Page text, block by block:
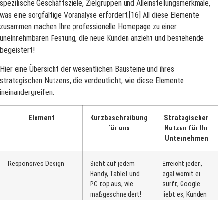
spezifische Geschäftsziele, Zielgruppen und Alleinstellungsmerkmale,
was eine sorgfältige Voranalyse erfordert.[16] All diese Elemente
zusammen machen Ihre professionelle Homepage zu einer
uneinnehmbaren Festung, die neue Kunden anzieht und bestehende
begeistert!
Hier eine Übersicht der wesentlichen Bausteine und ihres
strategischen Nutzens, die verdeutlicht, wie diese Elemente
ineinandergreifen:
Element
Kurzbeschreibung
für uns
Strategischer
Nutzen für Ihr
Unternehmen
Responsives Design
Sieht auf jedem
Handy, Tablet und
PC top aus, wie
maßgeschneidert!
Erreicht jeden,
egal womit er
surft, Google
liebt es, Kunden